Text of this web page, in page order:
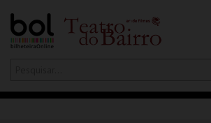
Olá,iniciar sessão